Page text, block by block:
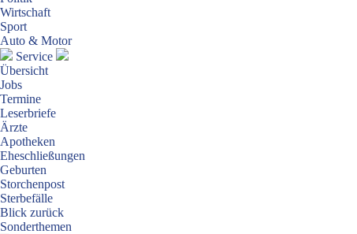
Wirtschaft
Sport
Auto & Motor
Service
Übersicht
Jobs
Termine
Leserbriefe
Ärzte
Apotheken
Eheschließungen
Geburten
Storchenpost
Sterbefälle
Blick zurück
Sonderthemen